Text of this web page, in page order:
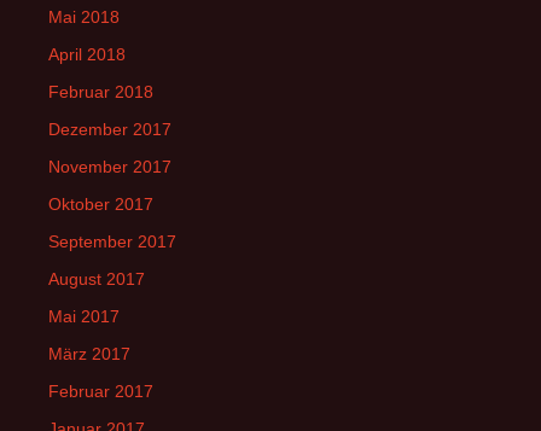
Mai 2018
April 2018
Februar 2018
Dezember 2017
November 2017
Oktober 2017
September 2017
August 2017
Mai 2017
März 2017
Februar 2017